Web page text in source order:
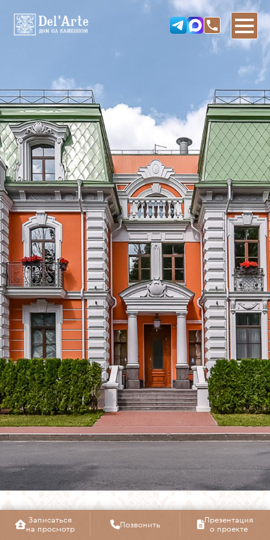
1 ЭТАЖ
2 ЭТАЖ
3 ЭТАЖ
Записаться
на просмотр
Позвонить
Презентация
о проекте